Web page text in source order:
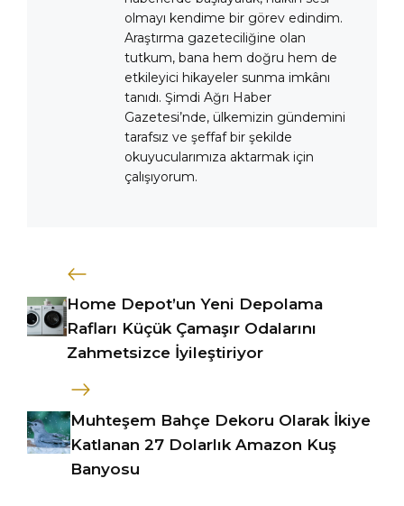
olmayı kendime bir görev edindim.
Araştırma gazeteciliğine olan
tutkum, bana hem doğru hem de
etkileyici hikayeler sunma imkânı
tanıdı. Şimdi Ağrı Haber
Gazetesi’nde, ülkemizin gündemini
tarafsız ve şeffaf bir şekilde
okuyucularımıza aktarmak için
çalışıyorum.
Home Depot’un Yeni Depolama
Rafları Küçük Çamaşır Odalarını
Zahmetsizce İyileştiriyor
Muhteşem Bahçe Dekoru Olarak İkiye
Katlanan 27 Dolarlık Amazon Kuş
Banyosu